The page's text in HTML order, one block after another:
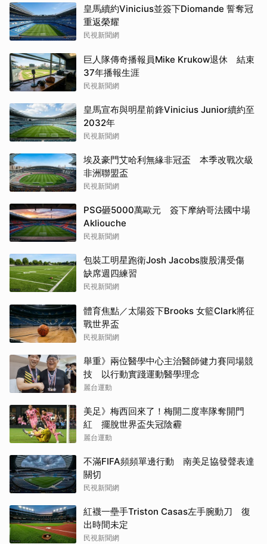
皇馬續約Vinicius並簽下Diomande 誓奪冠
重返榮耀
民視新聞網
巨人隊傳奇播報員Mike Krukow退休 結束
37年播報生涯
民視新聞網
皇馬宣布與明星前鋒Vinicius Junior續約至
2032年
民視新聞網
埃及豪門艾哈利無緣非冠盃 本季改戰次級
非洲聯盟盃
民視新聞網
PSG砸5000萬歐元 簽下摩納哥法國中場
Akliouche
民視新聞網
包裝工明星跑衛Josh Jacobs腹股溝受傷
缺席週四練習
民視新聞網
體育焦點／太陽簽下Brooks 女籃Clark將征
戰世界盃
民視新聞網
舉重》兩位醫學中心主治醫師健力賽同場競
技 以行動實踐運動醫學理念
麗台運動
美足》梅西回來了！梅開二度率隊奪開門
紅 擺脫世界盃失冠陰霾
麗台運動
不滿FIFA頻頻單邊行動 南美足協發聲表達
關切
民視新聞網
紅襪一壘手Triston Casas左手腕動刀 復
出時間未定
民視新聞網